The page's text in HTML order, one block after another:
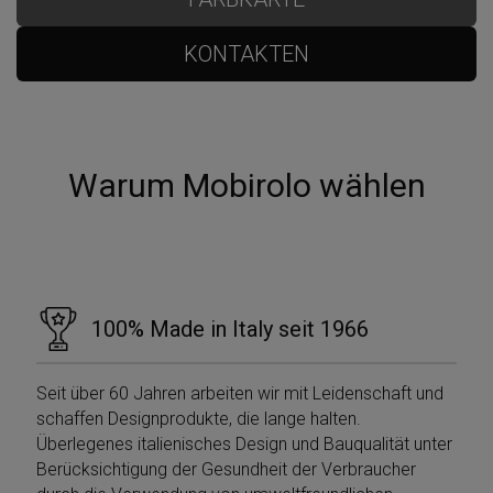
KONTAKTEN
Warum Mobirolo wählen
100% Made in Italy seit 1966
Seit über 60 Jahren arbeiten wir mit Leidenschaft und
schaffen Designprodukte, die lange halten.
Überlegenes italienisches Design und Bauqualität unter
Berücksichtigung der Gesundheit der Verbraucher